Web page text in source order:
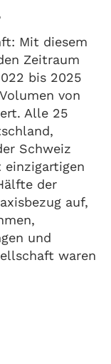
Mit diesem
Zeitraum
bis 2025
von
Alle 25
Schweiz
der
auf,
und
waren